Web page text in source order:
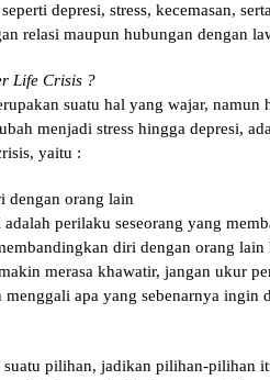
depresi, stress, kecemasan,
relasi maupun hubungan dengan
Life Crisis ?
suatu hal yang wajar,
menjadi stress hingga depresi,
yaitu :
dengan orang lain
perilaku seseorang yang
diri dengan orang lain
merasa khawatir, jangan ukur
apa yang sebenarnya ingin
pilihan, jadikan pilihan-pilihan